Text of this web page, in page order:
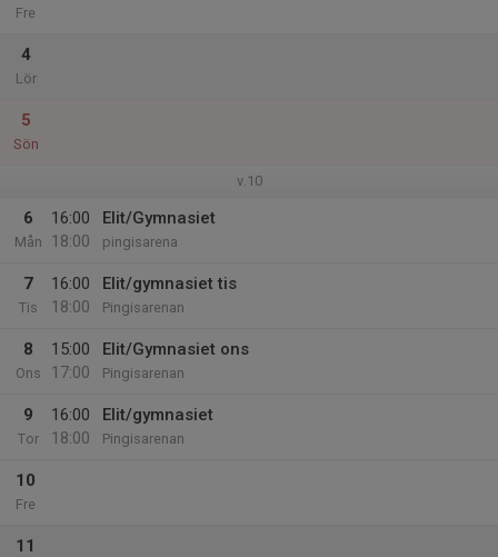
Fre
4
Lör
5
Sön
v.10
6
Mån
16:00
18:00
Elit/Gymnasiet
pingisarena
7
Tis
16:00
18:00
Elit/gymnasiet tis
Pingisarenan
8
Ons
15:00
17:00
Elit/Gymnasiet ons
Pingisarenan
9
Tor
16:00
18:00
Elit/gymnasiet
Pingisarenan
10
Fre
11